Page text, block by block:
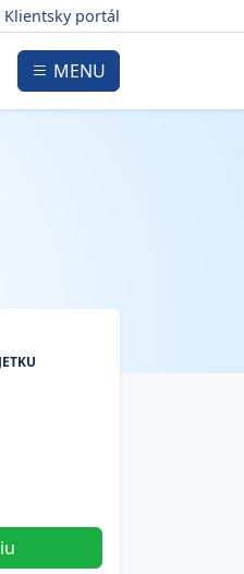
Klientsky portál
MENU